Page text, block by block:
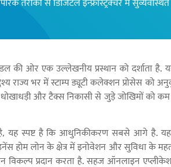
तरीकों से डिजिटल इन्फ्रास्ट्रक्चर में
की ओर एक उल्लेखनीय प्रस्थान को दर्शाता
भर में स्टाम्प ड्यूटी कलेक्शन प्रोसेस को
और टैक्स निकासी से जुड़े जोखिमों को
यह स्पष्ट है कि आधुनिकीकरण सबसे आगे है.
होम लोन के क्षेत्र में इनोवेशन और सुविधा के
प्रदान करता है. सहज ऑनलाइन